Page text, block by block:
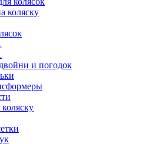
коляску
и погодок